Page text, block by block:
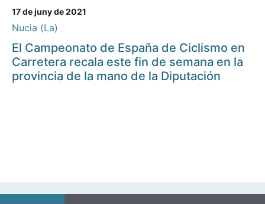
17 de juny de 2021
Nucia (La)
El Campeonato de España de Ciclismo en
Carretera recala este fin de semana en la
provincia de la mano de la Diputación